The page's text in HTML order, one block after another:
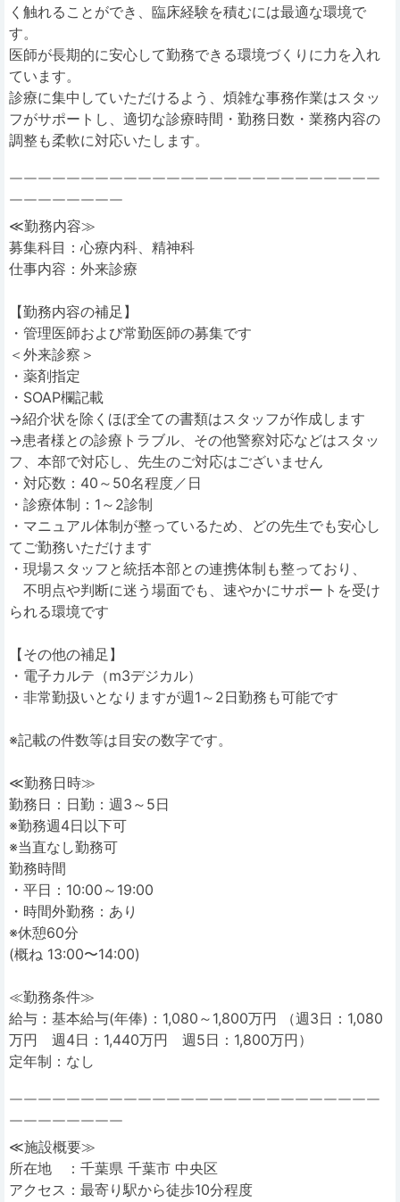
く触れることができ、臨床経験を積むには最適な環境で
す。
医師が長期的に安心して勤務できる環境づくりに力を入れ
ています。
診療に集中していただけるよう、煩雑な事務作業はスタッ
フがサポートし、適切な診療時間・勤務日数・業務内容の
調整も柔軟に対応いたします。
￣￣￣￣￣￣￣￣￣￣￣￣￣￣￣￣￣￣￣￣￣￣￣￣￣￣
￣￣￣￣￣￣￣￣
≪勤務内容≫
募集科目：心療内科、精神科
仕事内容：外来診療
【勤務内容の補足】
・管理医師および常勤医師の募集です
＜外来診察＞
・薬剤指定
・SOAP欄記載
→紹介状を除くほぼ全ての書類はスタッフが作成します
→患者様との診療トラブル、その他警察対応などはスタッ
フ、本部で対応し、先生のご対応はございません
・対応数：40～50名程度／日
・診療体制：1～2診制
・マニュアル体制が整っているため、どの先生でも安心し
てご勤務いただけます
・現場スタッフと統括本部との連携体制も整っており、
不明点や判断に迷う場面でも、速やかにサポートを受け
られる環境です
【その他の補足】
・電子カルテ（m3デジカル）
・非常勤扱いとなりますが週1～2日勤務も可能です
※記載の件数等は目安の数字です。
≪勤務日時≫
勤務日：日勤：週3～5日
※勤務週4日以下可
※当直なし勤務可
勤務時間
・平日：10:00～19:00
・時間外勤務：あり
※休憩60分
(概ね 13:00〜14:00)
≪勤務条件≫
給与：基本給与(年俸)：1,080～1,800万円 （週3日：1,080
万円 週4日：1,440万円 週5日：1,800万円）
定年制：なし
￣￣￣￣￣￣￣￣￣￣￣￣￣￣￣￣￣￣￣￣￣￣￣￣￣￣
￣￣￣￣￣￣￣￣
≪施設概要≫
所在地 ：千葉県 千葉市 中央区
アクセス：最寄り駅から徒歩10分程度